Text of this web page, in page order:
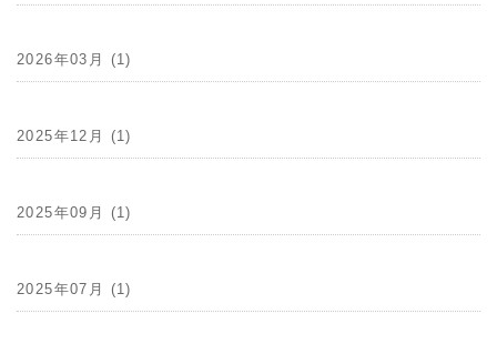
2026年03月 (1)
2025年12月 (1)
2025年09月 (1)
2025年07月 (1)